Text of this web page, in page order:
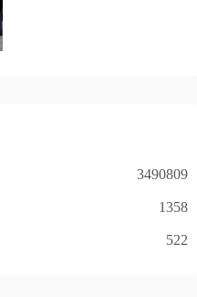
3490809
1358
522